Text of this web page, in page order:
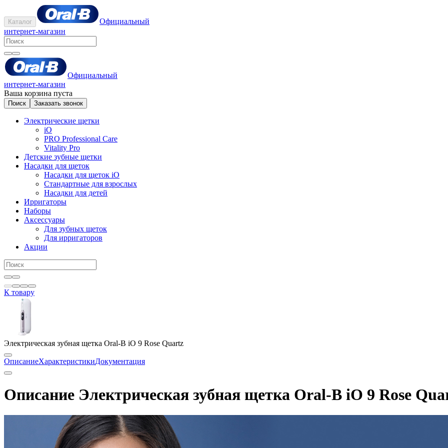
Каталог
Официальный
интернет-магазин
Официальный
интернет-магазин
Ваша корзина пуста
Поиск Заказать звонок
Электрические щетки
iO
PRO Professional Care
Vitality Pro
Детские зубные щетки
Насадки для щеток
Насадки для щеток iO
Стандартные для взрослых
Насадки для детей
Ирригаторы
Наборы
Аксессуары
Для зубных щеток
Для ирригаторов
Акции
К товару
Электрическая зубная щетка Oral-B iO 9 Rose Quartz
ОписаниеХарактеристикиДокументация
Описание Электрическая зубная щетка Oral-B iO 9 Rose